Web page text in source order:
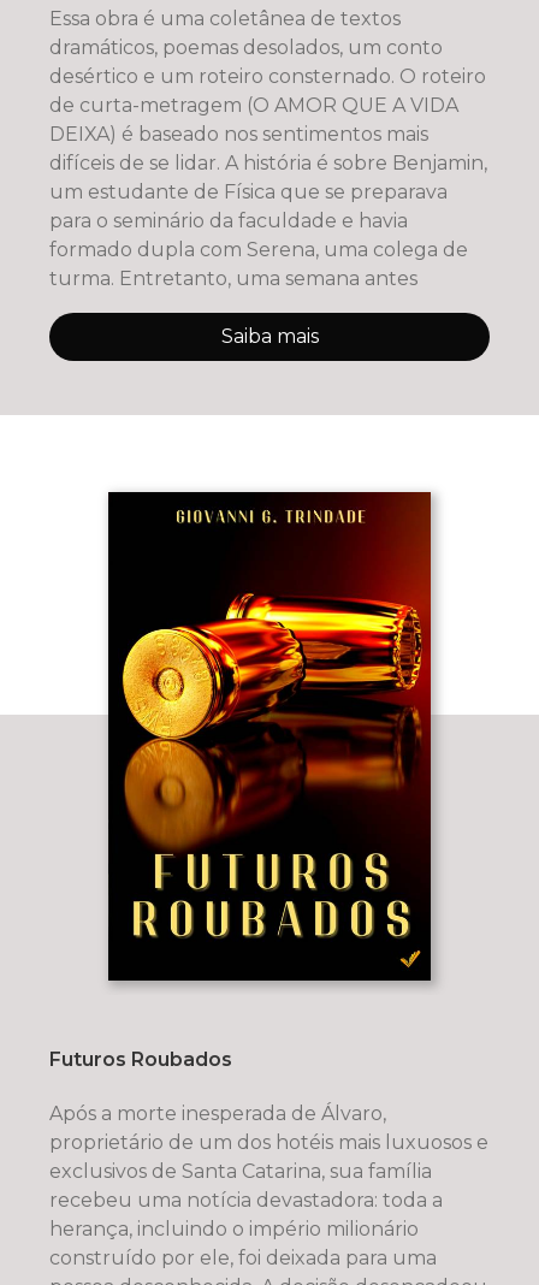
Essa obra é uma coletânea de textos
dramáticos, poemas desolados, um conto
desértico e um roteiro consternado. O roteiro
de curta-metragem (O AMOR QUE A VIDA
DEIXA) é baseado nos sentimentos mais
difíceis de se lidar. A história é sobre Benjamin,
um estudante de Física que se preparava
para o seminário da faculdade e havia
formado dupla com Serena, uma colega de
turma. Entretanto, uma semana antes
Saiba mais
Futuros Roubados
Após a morte inesperada de Álvaro,
proprietário de um dos hotéis mais luxuosos e
exclusivos de Santa Catarina, sua família
recebeu uma notícia devastadora: toda a
herança, incluindo o império milionário
construído por ele, foi deixada para uma